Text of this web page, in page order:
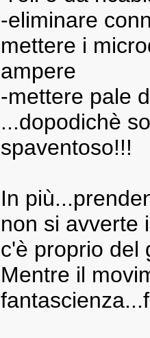
-eliminare
mettere i
ampere
-mettere pale
...dopodichè
spaventoso!!!
In
non si avverte
c'è proprio del
Mentre il